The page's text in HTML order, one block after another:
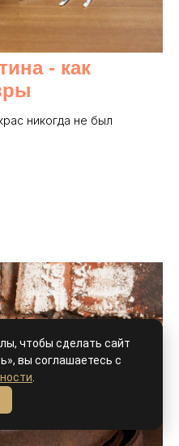
чтобы сделать сайт
вы соглашаетесь с
- как
никогда не был